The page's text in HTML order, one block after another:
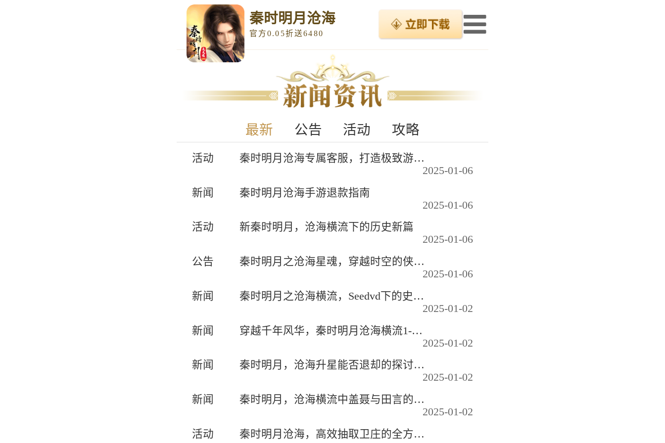
秦时明月沧海
官方0.05折送6480
最新 公告 活动 攻略
活动
秦时明月沧海专属客服，打造极致游戏体验的守护者
2025-01-06
新闻
秦时明月沧海手游退款指南
2025-01-06
活动
新秦时明月，沧海横流下的历史新篇
2025-01-06
公告
秦时明月之沧海星魂，穿越时空的侠骨柔情
2025-01-06
新闻
秦时明月之沧海横流，Seedvd下的史诗篇章
2025-01-02
新闻
穿越千年风华，秦时明月沧海横流1-40集深度解析
2025-01-02
新闻
秦时明月，沧海升星能否退却的探讨与深度解析
2025-01-02
新闻
秦时明月，沧海横流中盖聂与田言的巅峰对决
2025-01-02
活动
秦时明月沧海，高效抽取卫庄的全方位攻略